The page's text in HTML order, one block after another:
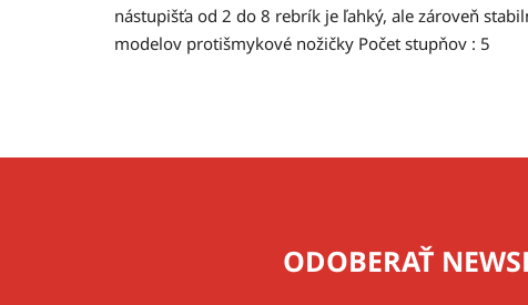
nástupišťa od 2 do 8 rebrík je ľahký, ale zároveň
modelov protišmykové nožičky Počet stupňov : 5
ODOBERAŤ